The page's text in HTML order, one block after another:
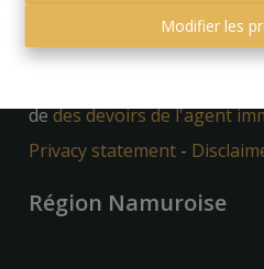
Modifier les
Autorité de surveillance:
Institut professionnel des
dedes devoirs de l'agent
Privacy statement -
Région Namuroise